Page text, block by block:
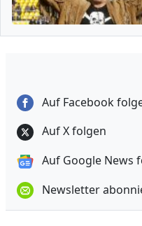
Auf Facebook
Auf X folgen
Auf Google News
Newsletter